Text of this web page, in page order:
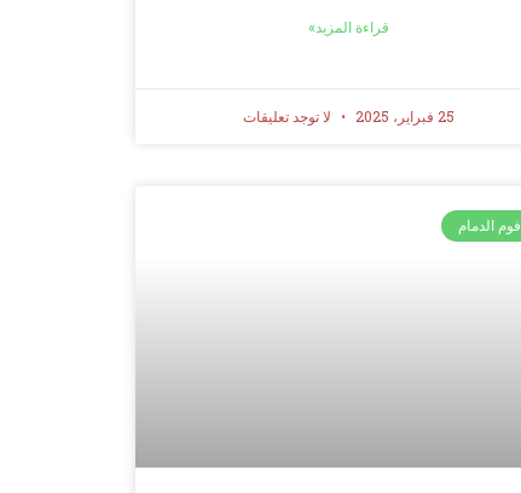
قراءة المزيد»
25 فبراير، 2025 لا توجد تعليقات
فوم الدمام